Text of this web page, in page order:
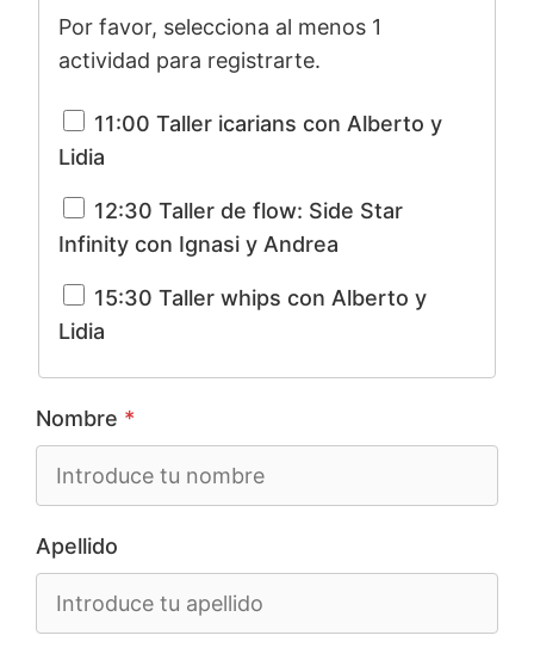
Por favor, selecciona al menos 1
actividad para registrarte.
11:00 Taller icarians con Alberto y
Lidia
12:30 Taller de flow: Side Star
Infinity con Ignasi y Andrea
15:30 Taller whips con Alberto y
Lidia
Nombre *
Apellido